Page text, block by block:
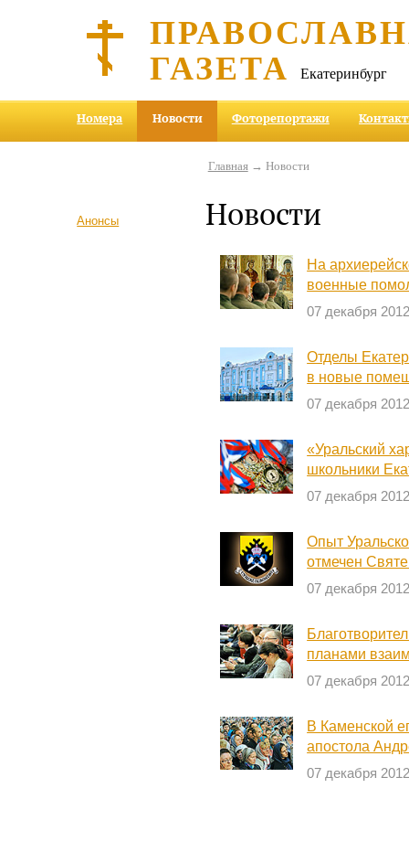
ГАЗЕТА Екатеринбург
Номера Новости Фоторепортажи
Анонсы
Главная→ Новости
Новости
На
военные
07 декабря
Отделы
в новые
07 декабря
«Уральский
школьники
07 декабря
Опыт
отмечен
07 декабря
планами
07 декабря
В Каменской
апостола
07 декабря